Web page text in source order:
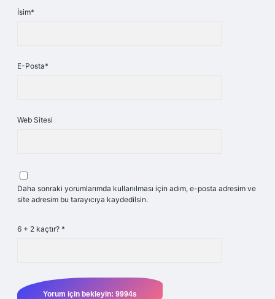
İsim*
E-Posta*
Web Sitesi
Daha sonraki yorumlarımda kullanılması için adım, e-posta adresim ve
site adresim bu tarayıcıya kaydedilsin.
6 + 2 kaçtır? *